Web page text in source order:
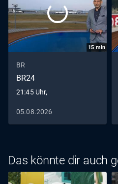
15 min
BR
BR24
21:45 Uhr,
05.08.2026
Das könnte dir auch